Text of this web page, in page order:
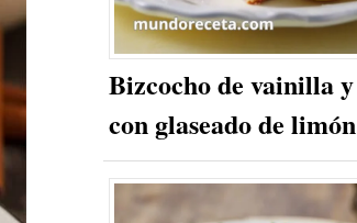
Bizcocho de vainilla
con glaseado de limón